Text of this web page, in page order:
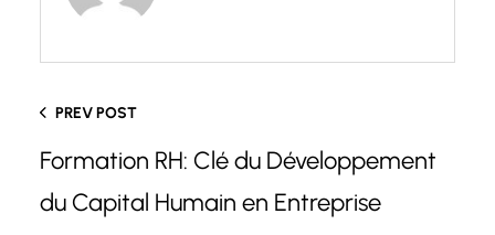
PREV POST
Formation RH: Clé du Développement
du Capital Humain en Entreprise